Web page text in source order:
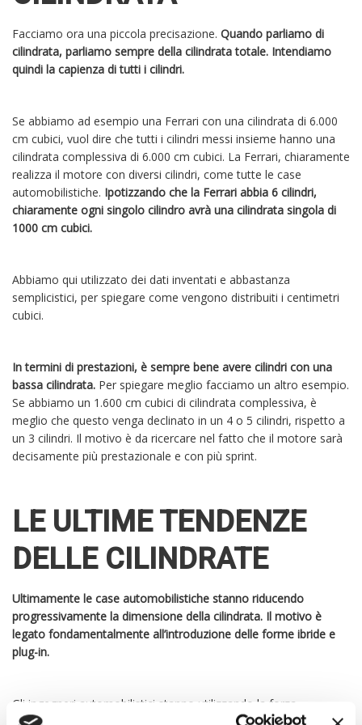
Facciamo ora una piccola precisazione. Quando parliamo di
cilindrata, parliamo sempre della cilindrata totale. Intendiamo
quindi la capienza di tutti i cilindri.
Se abbiamo ad esempio una Ferrari con una cilindrata di 6.000
cm cubici, vuol dire che tutti i cilindri messi insieme hanno una
cilindrata complessiva di 6.000 cm cubici. La Ferrari, chiaramente
realizza il motore con diversi cilindri, come tutte le case
automobilistiche. Ipotizzando che la Ferrari abbia 6 cilindri,
chiaramente ogni singolo cilindro avrà una cilindrata singola di
1000 cm cubici.
Abbiamo qui utilizzato dei dati inventati e abbastanza
semplicistici, per spiegare come vengono distribuiti i centimetri
cubici.
In termini di prestazioni, è sempre bene avere cilindri con una
bassa cilindrata. Per spiegare meglio facciamo un altro esempio.
Se abbiamo un 1.600 cm cubici di cilindrata complessiva, è
meglio che questo venga declinato in un 4 o 5 cilindri, rispetto a
un 3 cilindri. Il motivo è da ricercare nel fatto che il motore sarà
decisamente più prestazionale e con più sprint.
LE ULTIME TENDENZE
DELLE CILINDRATE
Ultimamente le case automobilistiche stanno riducendo
progressivamente la dimensione della cilindrata. Il motivo è
legato fondamentalmente all’introduzione delle forme ibride e
plug-in.
Gli ingegneri automobilistici stanno utilizzando la forza
dell’elettricità, al fine di donare prestazioni e sprint alle